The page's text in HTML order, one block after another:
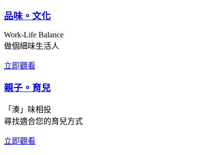
品味。文化
Work-Life Balance
做個細味生活人
立即觀看
親子。育兒
「湊」味相投
尋找適合您的育兒方式
立即觀看